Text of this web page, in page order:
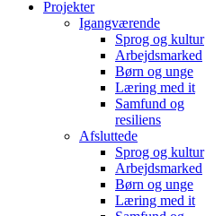
Projekter
Igangværende
Sprog og kultur
Arbejdsmarked
Børn og unge
Læring med it
Samfund og
resiliens
Afsluttede
Sprog og kultur
Arbejdsmarked
Børn og unge
Læring med it